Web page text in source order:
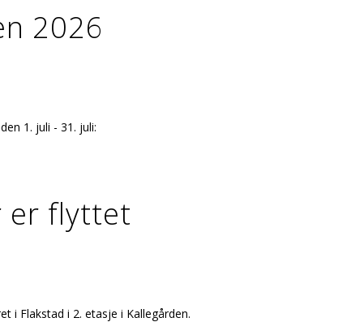
2026
1. juli - 31. juli:
er flyttet
i Flakstad i 2. etasje i Kallegården.